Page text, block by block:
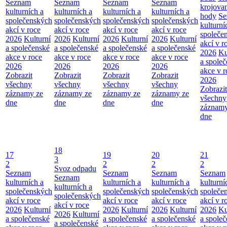
Seznam
kulturních a
společenských
akcí v roce
2026 Kulturní
a společenské
akce v roce
2026
Zobrazit
všechny
záznamy ze
dne
Seznam
kulturních a
společenských
akcí v roce
2026 Kulturní
a společenské
akce v roce
2026
Zobrazit
všechny
záznamy ze
dne
Seznam
kulturních a
společenských
akcí v roce
2026 Kulturní
a společenské
akce v roce
2026
Zobrazit
všechny
záznamy ze
dne
Seznam
kulturních a
společenských
akcí v roce
2026 Kulturní
a společenské
akce v roce
2026
Zobrazit
všechny
záznamy ze
dne
hody
akcí v
2026
a
akce v
2026
Zobrazit
všechny
dne
17
2
Seznam
kulturních a
společenských
akcí v roce
2026 Kulturní
a společenské
18
3
Svoz odpadu
Seznam
kulturních a
společenských
akcí v roce
2026 Kulturní
a společenské
19
2
Seznam
kulturních a
společenských
akcí v roce
2026 Kulturní
a společenské
20
2
Seznam
kulturních a
společenských
akcí v roce
2026 Kulturní
a společenské
21
2
Seznam
akcí v
2026
a